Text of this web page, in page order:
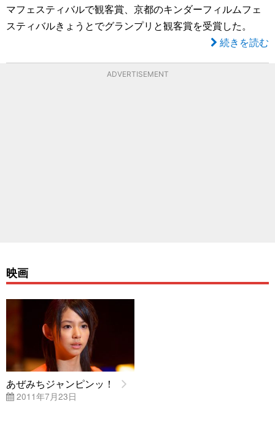
マフェスティバルで観客賞、京都のキンダーフィルムフェ
スティバルきょうとでグランプリと観客賞を受賞した。
続きを読む
ADVERTISEMENT
映画
あぜみちジャンピンッ！
2011年7月23日